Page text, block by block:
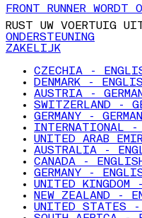
FRONT RUNNER WORDT
RUST UW VOERTUIG
ONDERSTEUNING
ZAKELIJK
CZECHIA -
DENMARK -
AUSTRIA - GERMAN
SWITZERLAND -
GERMANY - GERMAN
INTERNATIONAL -
UNITED ARAB
AUSTRALIA -
CANADA -
GERMANY -
UNITED KINGDOM
NEW ZEALAND -
UNITED STATES -